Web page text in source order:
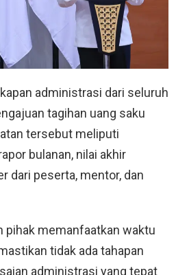
administrasi dari seluruh
tagihan uang saku
tersebut meliputi
bulanan, nilai akhir
dari peserta, mentor, dan
pihak memanfaatkan waktu
tidak ada tahapan
administrasi yang tepat